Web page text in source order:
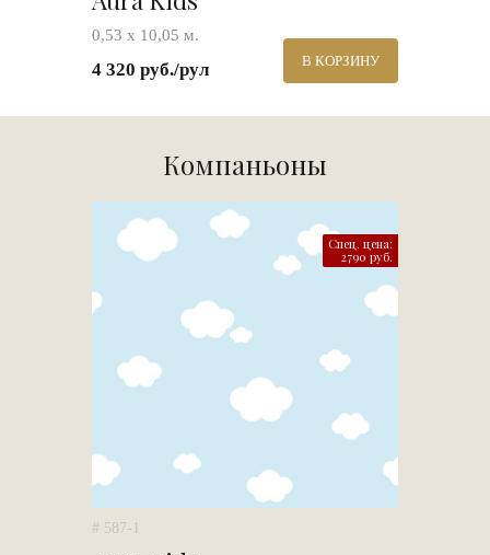
0,53 х 10,05 м.
4 320 руб./рул В КОРЗИНУ
Компаньоны
Спец. цена:
2790 руб.
# 587-1